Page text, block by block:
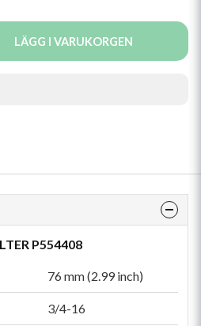
LÄGG I VARUKORGEN
P554408
76 mm (2.99 inch)
3/4-16